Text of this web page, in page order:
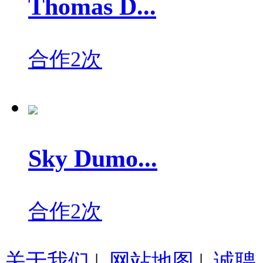
Thomas D...
合作2次
Sky Dumo...
合作2次